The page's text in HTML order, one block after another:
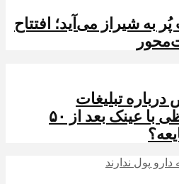
به شیراز می‌آید؛ افتتاح
تبلیغات
اینستاگرامی خداحافظی با عینک بعد از ۵۰